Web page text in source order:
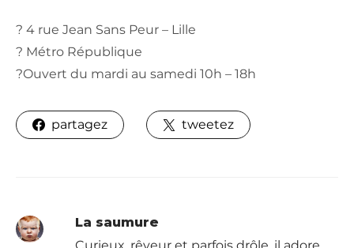
? 4 rue Jean Sans Peur – Lille
? Métro République
?Ouvert du mardi au samedi 10h – 18h
partagez tweetez
La saumure
Curieux, rêveur et parfois drôle, il adore